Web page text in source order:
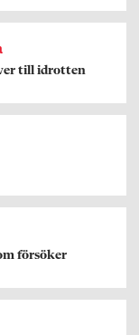
till idrotten
försöker